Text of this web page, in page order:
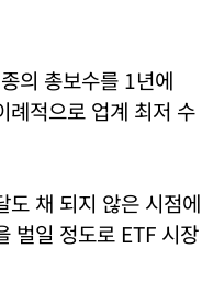
의 총보수를 1년에
적으로 업계 최저 수
도 채 되지 않은 시점에
벌일 정도로 ETF 시장